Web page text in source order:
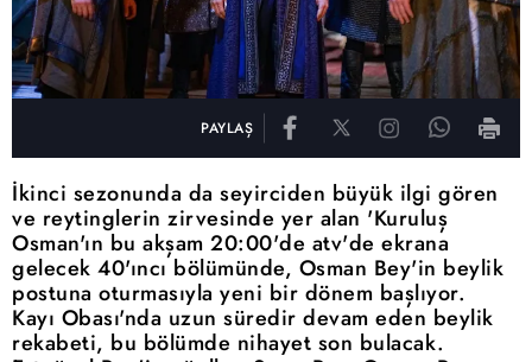
PAYLAŞ
İkinci sezonunda da seyirciden büyük ilgi gören
ve reytinglerin zirvesinde yer alan 'Kuruluş
Osman'ın bu akşam 20:00'de atv'de ekrana
gelecek 40'ıncı bölümünde, Osman Bey'in beylik
postuna oturmasıyla yeni bir dönem başlıyor.
Kayı Obası'nda uzun süredir devam eden beylik
rekabeti, bu bölümde nihayet son bulacak.